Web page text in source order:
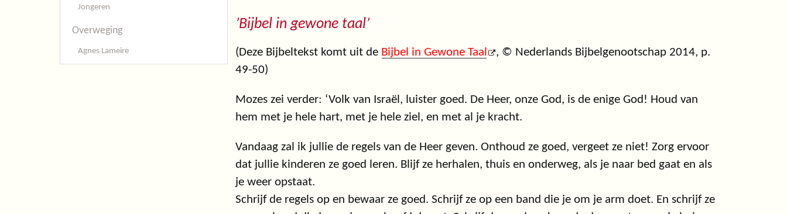
Jongeren
Overweging
Agnes Lameire
’Bijbel in gewone taal’
(Deze Bijbeltekst komt uit de Bijbel in Gewone Taal
, © Nederlands Bijbelgenootschap 2014, p.
49-50)
Mozes zei verder: ‘Volk van Israël, luister goed. De Heer, onze God, is de enige God! Houd van
hem met je hele hart, met je hele ziel, en met al je kracht.
Vandaag zal ik jullie de regels van de Heer geven. Onthoud ze goed, vergeet ze niet! Zorg ervoor
dat jullie kinderen ze goed leren. Blijf ze herhalen, thuis en onderweg, als je naar bed gaat en als
je weer opstaat.
Schrijf de regels op en bewaar ze goed. Schrijf ze op een band die je om je arm doet. En schrijf ze